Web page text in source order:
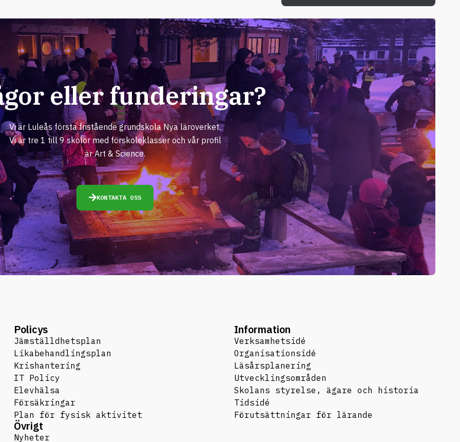
eller funderingar?
Vi är Luleås första fristående grundskola Nya läroverket.
Vi är tre 1 till 9 skolor med förskoleklasser och vår profil
är Art & Science.
KONTAKTA OSS
Policys
Jämställdhetsplan
Likabehandlingsplan
Krishantering
IT Policy
Elevhälsa
Försäkringar
Plan för fysisk aktivitet
Information
Verksamhetsidé
Organisationsidé
Läsårsplanering
Utvecklingsområden
Skolans styrelse, ägare och historia
Tidsidé
Förutsättningar för lärande
Övrigt
Nyheter